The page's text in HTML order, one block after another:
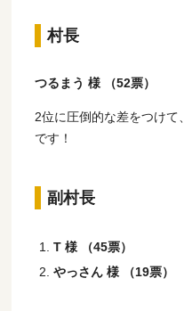
村長
つるまう 様 （52票）
2位に圧倒的な差をつけて
です！
副村長
T 様 （45票）
やっさん 様 （19票）